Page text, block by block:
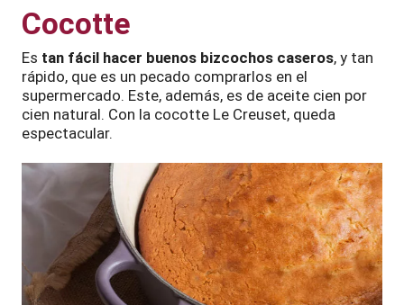
Cocotte
Es tan fácil hacer buenos bizcochos caseros, y tan
rápido, que es un pecado comprarlos en el
supermercado. Este, además, es de aceite cien por
cien natural. Con la cocotte Le Creuset, queda
espectacular.